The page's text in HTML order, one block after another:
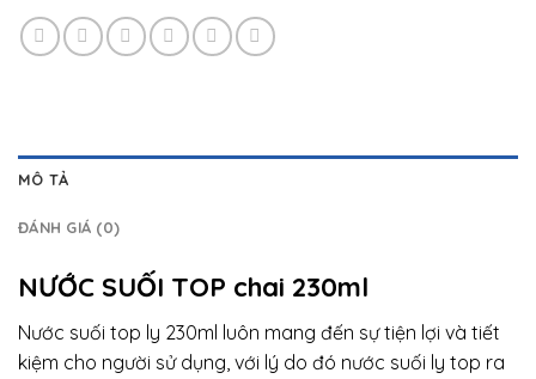
MÔ TẢ
ĐÁNH GIÁ (0)
NƯỚC SUỐI TOP chai 230ml
Nước suối top ly 230ml luôn mang đến sự tiện lợi và tiết
kiệm cho người sử dụng, với lý do đó nước suối ly top ra